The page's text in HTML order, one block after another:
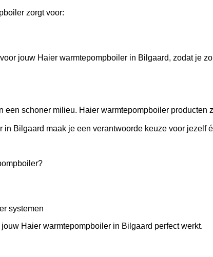
zorgt voor:
jouw Haier warmtepompboiler in Bilgaard, zodat je
een schoner milieu. Haier warmtepompboiler
Bilgaard maak je een verantwoorde keuze voor jezelf
systemen
Haier warmtepompboiler in Bilgaard perfect werkt.